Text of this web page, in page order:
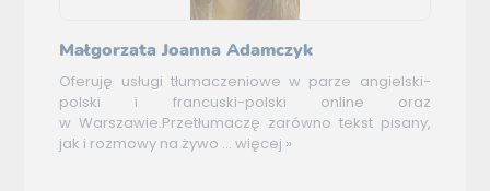
Małgorzata Joanna Adamczyk
Oferuję usługi tłumaczeniowe w parze angielski-
polski i francuski-polski online oraz
w Warszawie.Przetłumaczę zarówno tekst pisany,
jak i rozmowy na żywo ... więcej »